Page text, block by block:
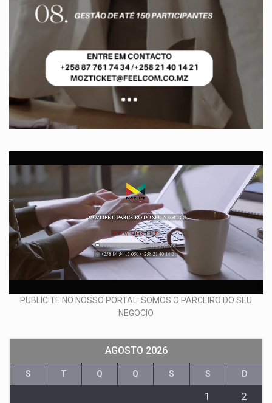
PUBLICITE NO NOSSO PORTAL: SOMOS O PARCEIRO DO SEU
NEGOCIO
AGOSTO 2026
S T Q Q S S D
1
2